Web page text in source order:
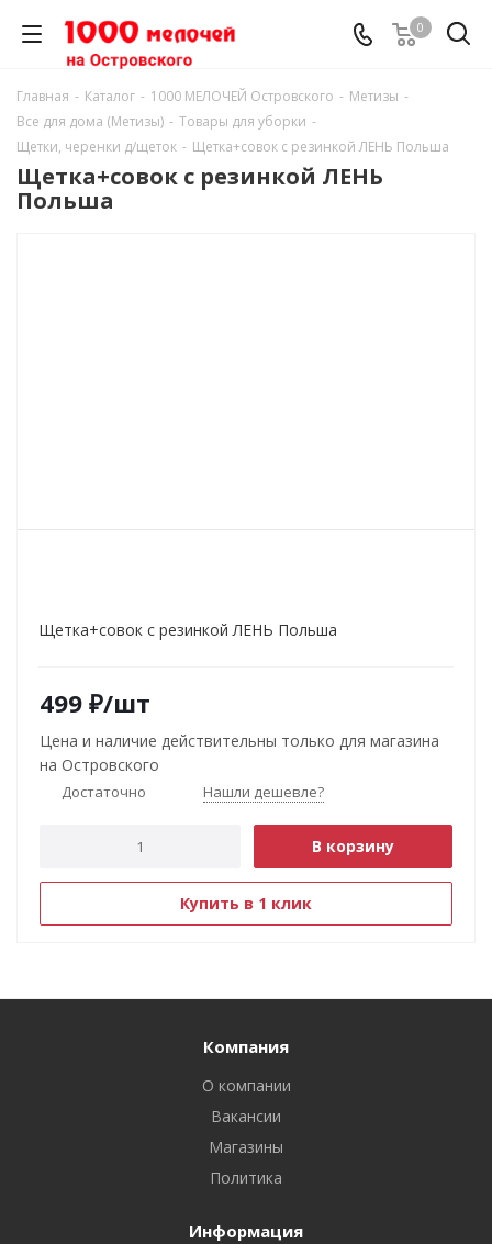
0
Главная - Каталог - 1000 МЕЛОЧЕЙ Островского - Метизы -
Все для дома (Метизы) - Товары для уборки -
Щетки, черенки д/щеток - Щетка+совок с резинкой ЛЕНЬ Польша
Щетка+совок с резинкой ЛЕНЬ
Польша
Щетка+совок с резинкой ЛЕНЬ Польша
499 ₽/шт
Цена и наличие действительны только для магазина
на Островского
Достаточно Нашли дешевле?
В корзину
Купить в 1 клик
Компания
О компании
Вакансии
Магазины
Политика
Информация